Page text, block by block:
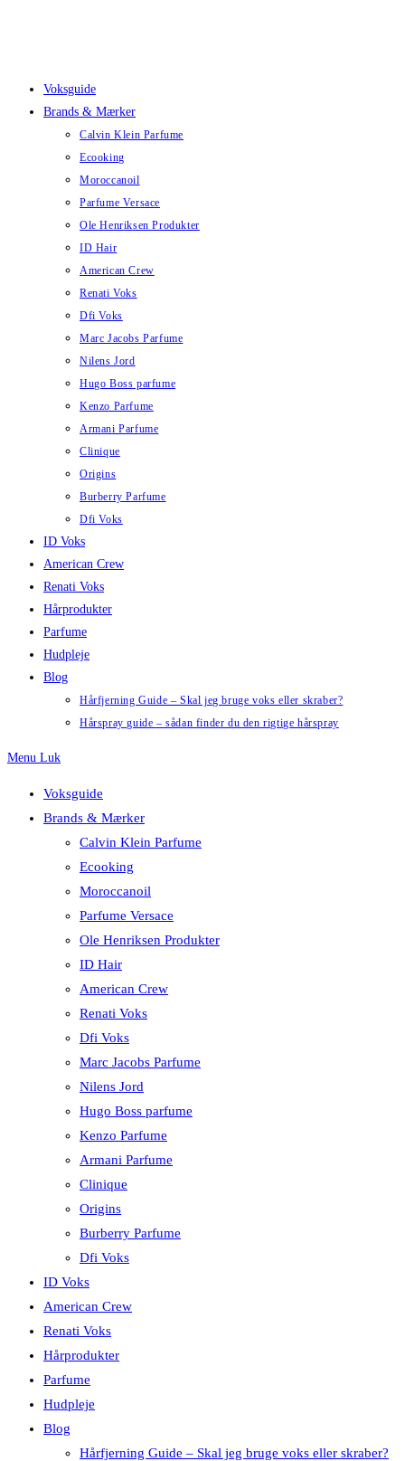
Voksguide
Brands & Mærker
Calvin Klein Parfume
Ecooking
Moroccanoil
Parfume Versace
Ole Henriksen Produkter
ID Hair
American Crew
Renati Voks
Dfi Voks
Marc Jacobs Parfume
Nilens Jord
Hugo Boss parfume
Kenzo Parfume
Armani Parfume
Clinique
Origins
Burberry Parfume
Dfi Voks
ID Voks
American Crew
Renati Voks
Hårprodukter
Parfume
Hudpleje
Blog
Hårfjerning Guide – Skal jeg bruge voks eller skraber?
Hårspray guide – sådan finder du den rigtige hårspray
Menu Luk
Voksguide
Brands & Mærker
Calvin Klein Parfume
Ecooking
Moroccanoil
Parfume Versace
Ole Henriksen Produkter
ID Hair
American Crew
Renati Voks
Dfi Voks
Marc Jacobs Parfume
Nilens Jord
Hugo Boss parfume
Kenzo Parfume
Armani Parfume
Clinique
Origins
Burberry Parfume
Dfi Voks
ID Voks
American Crew
Renati Voks
Hårprodukter
Parfume
Hudpleje
Blog
Hårfjerning Guide – Skal jeg bruge voks eller skraber?